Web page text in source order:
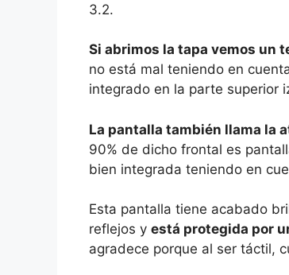
3.2.
Si abrimos la tapa vemos un
no está mal teniendo en
integrado en la parte superior
La pantalla también llama la
90% de dicho frontal es
bien integrada teniendo en
Esta pantalla tiene acabado
reflejos y está protegida por
agradece porque al ser táctil,